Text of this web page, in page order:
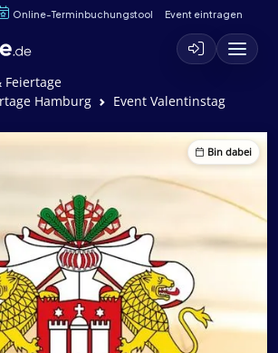
Online-Terminbuchungstool Event eintragen
Feiertage
Hamburg
Event Valentinstag
Bin dabei